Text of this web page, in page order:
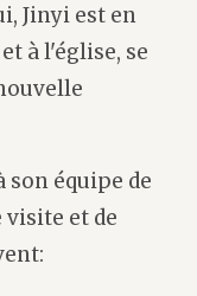
Jinyi est en
à l'église, se
son équipe de
visite et de